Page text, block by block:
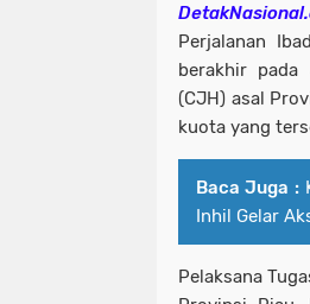
Perjalanan
berakhir pada
(CJH) asal
kuota yang
Baca Juga :
Inhil Gelar
Pelaksana